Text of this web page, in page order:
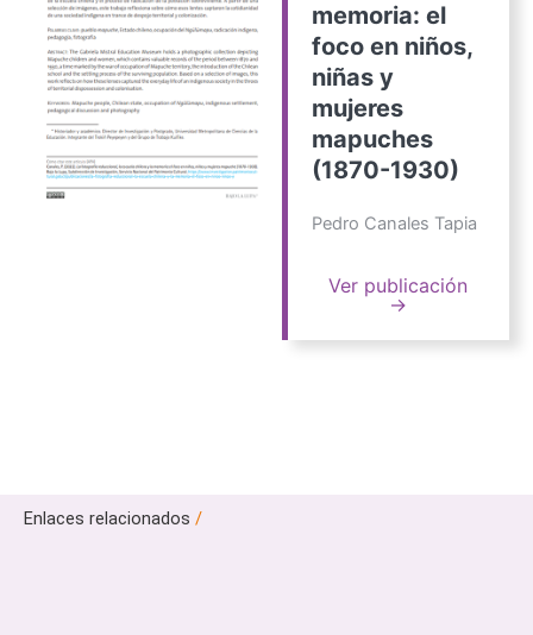
memoria: el
foco en niños,
niñas y
mujeres
mapuches
(1870-1930)
Pedro Canales Tapia
Ver publicación
→
Enlaces relacionados /